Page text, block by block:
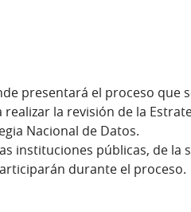
presentará el proceso que
la revisión de la
Nacional de Datos.
instituciones públicas, de la
durante el proceso.